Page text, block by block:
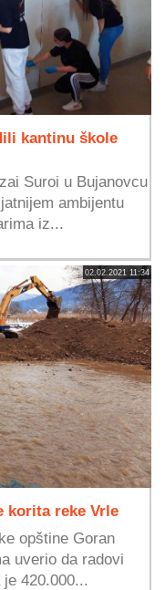
kantinu škole
Suroi u Bujanovcu
ambijentu
iz...
02.02.2021 11:34
korita reke Vrle
opštine Goran
uverio da radovi
420.000...